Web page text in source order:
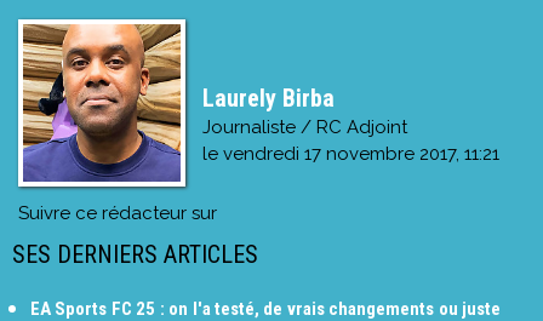
Laurely Birba
Journaliste / RC Adjoint
le vendredi 17 novembre 2017, 11:21
Suivre ce rédacteur sur
SES DERNIERS ARTICLES
EA Sports FC 25 : on l'a testé, de vrais changements ou juste